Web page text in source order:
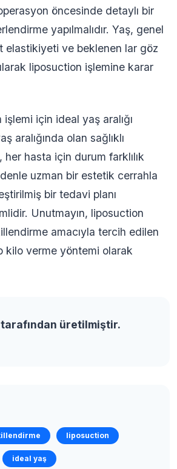
öncesinde detaylı bir
yapılmalıdır. Yaş, genel
elastikiyeti ve beklenen lar göz
liposuction işlemine karar
için ideal yaş aralığı
aralığında olan sağlıklı
hasta için durum farklılık
uzman bir estetik cerrahla
bir tedavi planı
Unutmayın, liposuction
amacıyla tercih edilen
kilo verme yöntemi olarak
tarafından üretilmiştir.
liposuction
ideal yaş